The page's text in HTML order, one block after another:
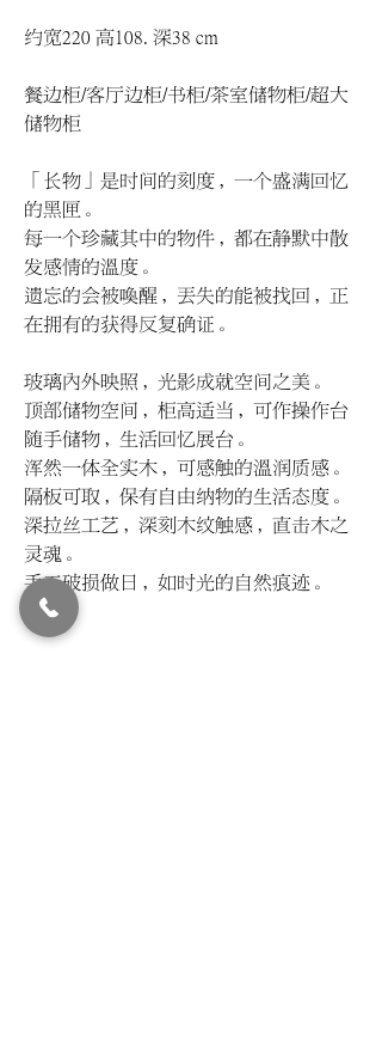
约宽220 高108. 深38 cm
餐边柜/客厅边柜/书柜/茶室储物柜/超大
储物柜
「长物」是时间的刻度，一个盛满回忆
的黑匣。
每一个珍藏其中的物件，都在静默中散
发感情的溫度。
遗忘的会被喚醒，丟失的能被找回，正
在拥有的获得反复确证。
玻璃內外映照，光影成就空间之美。
顶部储物空间，柜高适当，可作操作台
随手储物，生活回忆展台。
浑然一体全实木，可感触的溫润质感。
隔板可取，保有自由纳物的生活态度。
深拉丝工艺，深刻木纹触感，直击木之
灵魂。
手工破损做日，如时光的自然痕迹。